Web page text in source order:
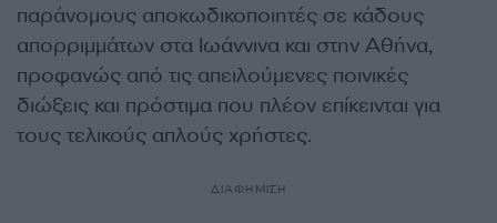
παράνομους αποκωδικοποιητές σε κάδους
απορριμμάτων στα Ιωάννινα και στην Αθήνα,
προφανώς από τις απειλούμενες ποινικές
διώξεις και πρόστιμα που πλέον επίκεινται για
τους τελικούς απλούς χρήστες.
ΔΙΑΦΗΜΙΣΗ